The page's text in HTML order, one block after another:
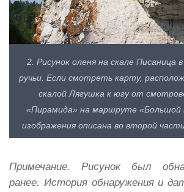
2. Рисунок оленя на скале Писаница
ручьи. Если смотреть карту,
скалой Лягушка к югу от
«Пирамида» на маршруте «Большой
изображения описана во второй
Примечание. Рисунок был
ранее. История обнаружения и